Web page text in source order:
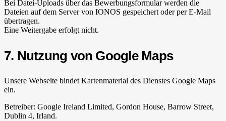
Bei Datei-Uploads über das Bewerbungsformular werden die
Dateien auf dem Server von IONOS gespeichert oder per E-Mail
übertragen.
Eine Weitergabe erfolgt nicht.
7. Nutzung von Google Maps
Unsere Webseite bindet Kartenmaterial des Dienstes Google Maps
ein.
Betreiber: Google Ireland Limited, Gordon House, Barrow Street,
Dublin 4, Irland.